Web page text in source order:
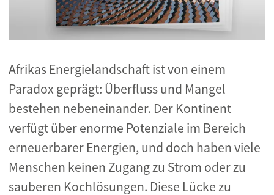
Afrikas Energielandschaft ist von einem
Paradox geprägt: Überfluss und Mangel
bestehen nebeneinander. Der Kontinent
verfügt über enorme Potenziale im Bereich
erneuerbarer Energien, und doch haben viele
Menschen keinen Zugang zu Strom oder zu
sauberen Kochlösungen. Diese Lücke zu